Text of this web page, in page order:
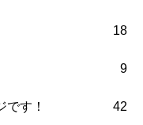
18
9
す！ 42